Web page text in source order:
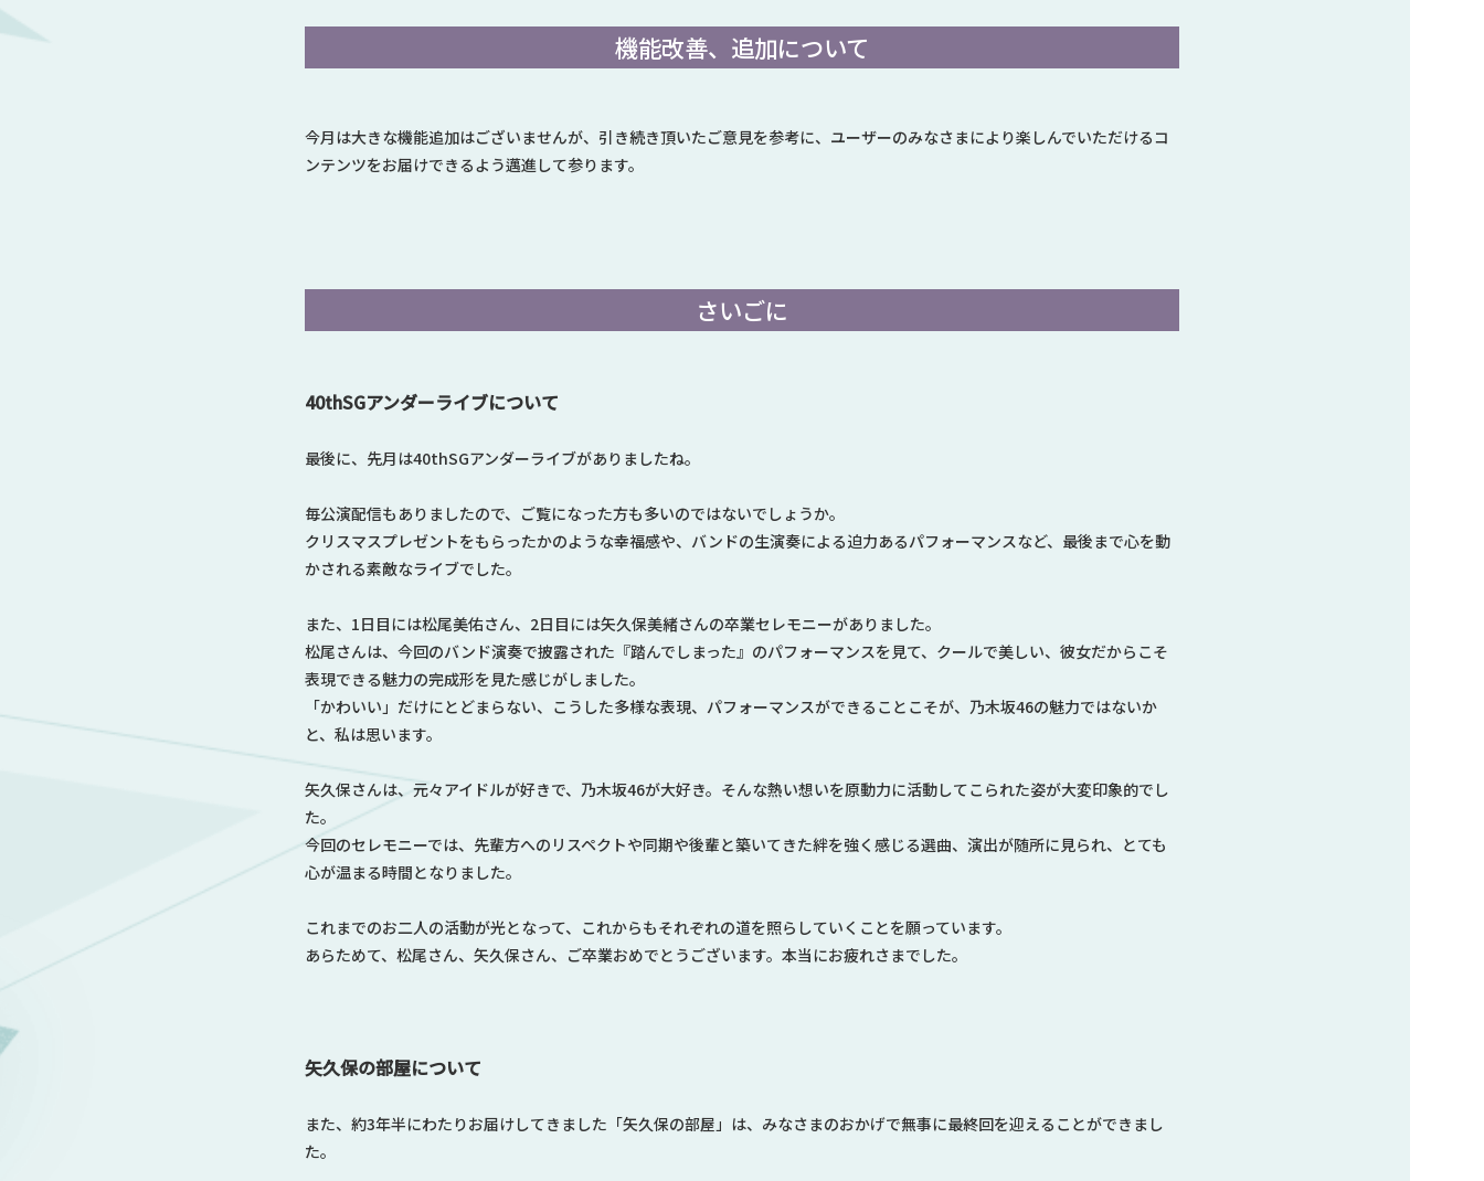
機能改善、追加について
今月は大きな機能追加はございませんが、引き続き頂いたご意見を参考に、ユーザーのみなさまにより楽しんでいただけるコ
ンテンツをお届けできるよう邁進して参ります。
さいごに
40thSGアンダーライブについて
最後に、先月は40thSGアンダーライブがありましたね。
毎公演配信もありましたので、ご覧になった方も多いのではないでしょうか。
クリスマスプレゼントをもらったかのような幸福感や、バンドの生演奏による迫力あるパフォーマンスなど、最後まで心を動
かされる素敵なライブでした。
また、1日目には松尾美佑さん、2日目には矢久保美緒さんの卒業セレモニーがありました。
松尾さんは、今回のバンド演奏で披露された『踏んでしまった』のパフォーマンスを見て、クールで美しい、彼女だからこそ
表現できる魅力の完成形を見た感じがしました。
「かわいい」だけにとどまらない、こうした多様な表現、パフォーマンスができることこそが、乃木坂46の魅力ではないか
と、私は思います。
矢久保さんは、元々アイドルが好きで、乃木坂46が大好き。そんな熱い想いを原動力に活動してこられた姿が大変印象的でし
た。
今回のセレモニーでは、先輩方へのリスペクトや同期や後輩と築いてきた絆を強く感じる選曲、演出が随所に見られ、とても
心が温まる時間となりました。
これまでのお二人の活動が光となって、これからもそれぞれの道を照らしていくことを願っています。
あらためて、松尾さん、矢久保さん、ご卒業おめでとうございます。本当にお疲れさまでした。
矢久保の部屋について
また、約3年半にわたりお届けしてきました「矢久保の部屋」は、みなさまのおかげで無事に最終回を迎えることができまし
た。